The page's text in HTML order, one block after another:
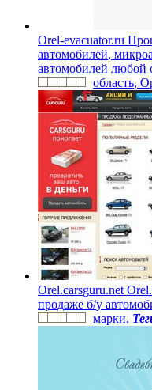
Orel-evacuator.ru Про
автомобилей, микроа
автомобилей любой
область, О
Orel.carsguru.net Orel.
продаже б/у автомоб
марки.